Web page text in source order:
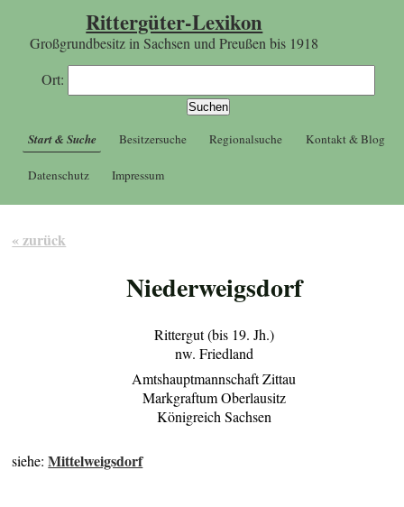
Rittergüter-Lexikon
Großgrundbesitz in Sachsen und Preußen bis 1918
Ort:
Start & Suche Besitzersuche Regionalsuche Kontakt & Blog
Datenschutz Impressum
« zurück
Niederweigsdorf
Rittergut (bis 19. Jh.)
nw. Friedland
Amtshauptmannschaft Zittau
Markgraftum Oberlausitz
Königreich Sachsen
siehe:Mittelweigsdorf